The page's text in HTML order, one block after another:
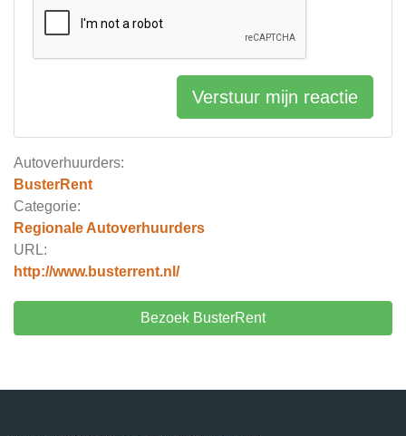
Autoverhuurders:
BusterRent
Categorie:
Regionale Autoverhuurders
URL:
http://www.busterrent.nl/
Bezoek BusterRent
Verstuur mijn reactie